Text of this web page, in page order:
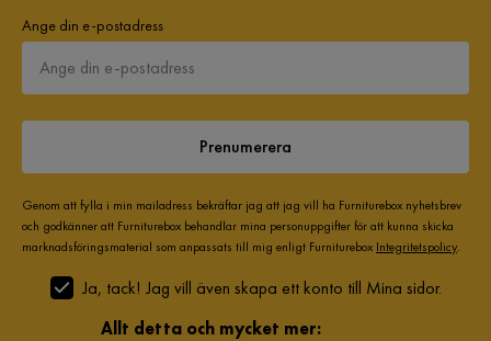
Ange din e-postadress
Prenumerera
Genom att fylla i min mailadress bekräftar jag att jag vill ha Furniturebox nyhetsbrev
och godkänner att Furniturebox behandlar mina personuppgifter för att kunna skicka
marknadsföringsmaterial som anpassats till mig enligt Furniturebox Integritetspolicy.
Ja, tack! Jag vill även skapa ett konto till Mina sidor.
Allt detta och mycket mer: